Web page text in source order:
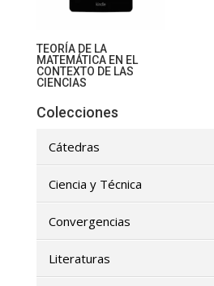
TEORÍA DE LA
MATEMÁTICA EN EL
CONTEXTO DE LAS
CIENCIAS
Colecciones
Cátedras
Ciencia y Técnica
Convergencias
Literaturas